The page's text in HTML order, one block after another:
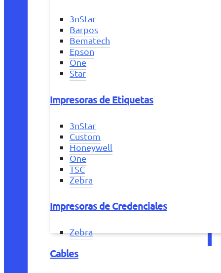
3nStar
Barpos
Bematech
Epson
One
Star
Impresoras de Etiquetas
3nStar
Custom
Honeywell
One
TSC
Zebra
Impresoras de Credenciales
Zebra
Cables